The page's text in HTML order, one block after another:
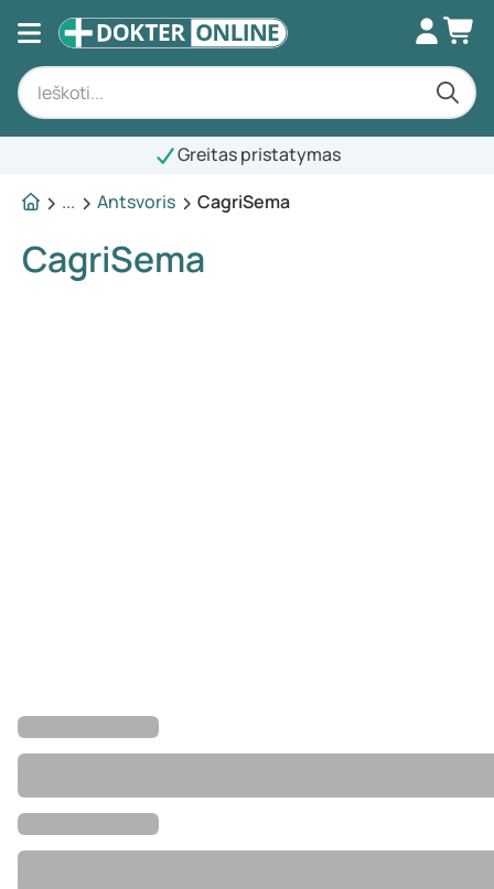
Greitas pristatymas
...
Antsvoris CagriSema
CagriSema